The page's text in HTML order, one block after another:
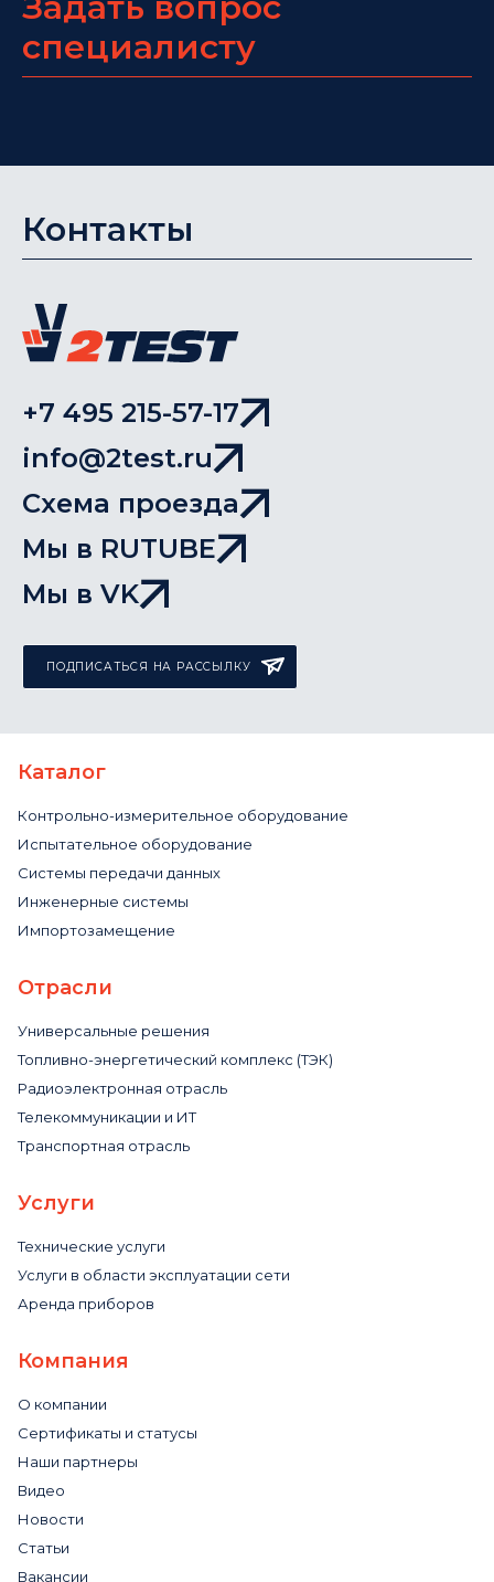
специалисту
Контакты
+7 495 215-57-17
info@2test.ru
Схема проезда
Мы в RUTUBE
Мы в VK
ПОДПИСАТЬСЯ НА РАССЫЛКУ
Каталог
Контрольно-измерительное оборудование
Испытательное оборудование
Системы передачи данных
Инженерные системы
Импортозамещение
Отрасли
Универсальные решения
Топливно-энергетический комплекс (ТЭК)
Радиоэлектронная отрасль
Телекоммуникации и ИТ
Транспортная отрасль
Услуги
Технические услуги
Услуги в области эксплуатации сети
Аренда приборов
Компания
О компании
Сертификаты и статусы
Наши партнеры
Видео
Новости
Статьи
Вакансии